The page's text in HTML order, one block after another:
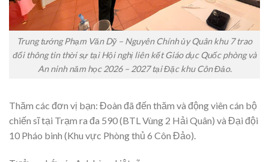
Trung tướng Phạm Văn Dỹ – Nguyên Chính ủy Quân khu 7 trao
đổi thông tin thời sự tại Hội nghị liên kết Giáo dục Quốc phòng và
An ninh năm học 2026 – 2027 tại Đặc khu Côn Đảo.
Thăm các đơn vị bạn: Đoàn đã đến thăm và động viên cán bộ
chiến sĩ tại Trạm ra đa 590 (BTL Vùng 2 Hải Quân) và Đại đội
10 Pháo binh (Khu vực Phòng thủ 6 Côn Đảo).